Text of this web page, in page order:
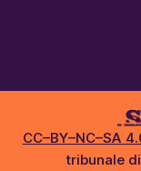
CC–BY–NC–SA
tribunale